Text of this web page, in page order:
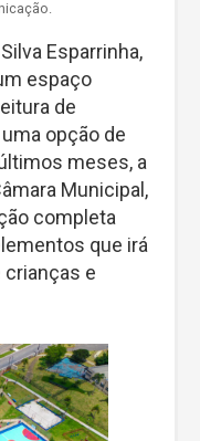
Esparrinha,
espaço
de
opção de
meses, a
Municipal,
completa
que irá
e